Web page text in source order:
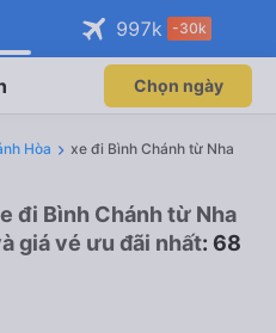
ngay!
viên độc
Mở app
vé máy bay qua
Mở app
997k -30k
Chọn ngày
Hòa
xe đi Bình Chánh từ Nha
đi Bình Chánh từ Nha
giá vé ưu đãi nhất: 68